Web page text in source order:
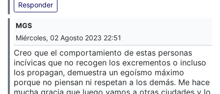
Responder
MGS
Miércoles, 02 Agosto 2023 22:51
Creo que el comportamiento de estas personas
incívicas que no recogen los excrementos o incluso
los propagan, demuestra un egoísmo máximo
porque no piensan ni respetan a los demás. Me hace